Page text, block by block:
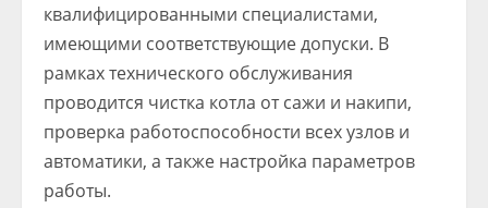
квалифицированными специалистами,
имеющими соответствующие допуски. В
рамках технического обслуживания
проводится чистка котла от сажи и накипи,
проверка работоспособности всех узлов и
автоматики, а также настройка параметров
работы.